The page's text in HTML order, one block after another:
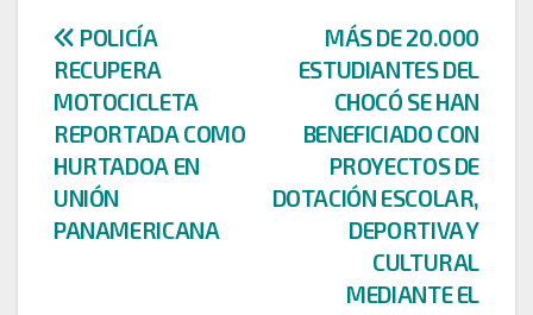
Navegación
de
entradas
MÁS DE 20.000
ESTUDIANTES DEL
CHOCÓ SE HAN
BENEFICIADO CON
PROYECTOS DE
DOTACIÓN ESCOLAR,
DEPORTIVA Y
CULTURAL
MEDIANTE EL
POLICÍA
RECUPERA
MOTOCICLETA
REPORTADA COMO
HURTADOA EN
UNIÓN
PANAMERICANA